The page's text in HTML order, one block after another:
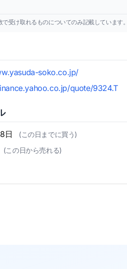
受け取れるものについてのみ記載していま
soko.co.jp/
quote/9324.T
日 (この日までに買う)
(この日から売れる)